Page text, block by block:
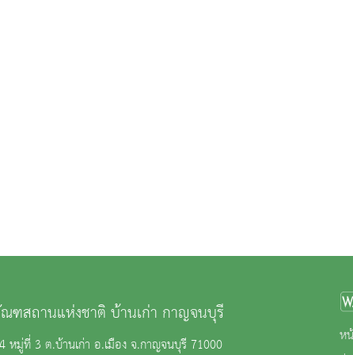
ฑสถานแห่งชาติ บ้านเก่า กาญจนบุรี
หมู่ที่ 3 ต.บ้านเก่า อ.เมือง จ.กาญจนบุรี 71000
ห